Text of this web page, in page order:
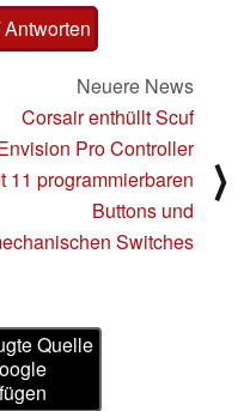
Neuere News
Corsair enthüllt Scuf
Pro Controller
11 programmierbaren
Buttons und
Switches
⟩
Quelle